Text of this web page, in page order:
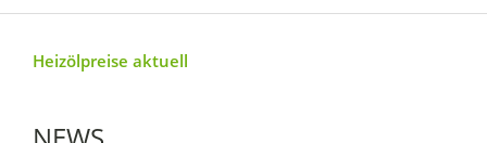
Heizölpreise aktuell